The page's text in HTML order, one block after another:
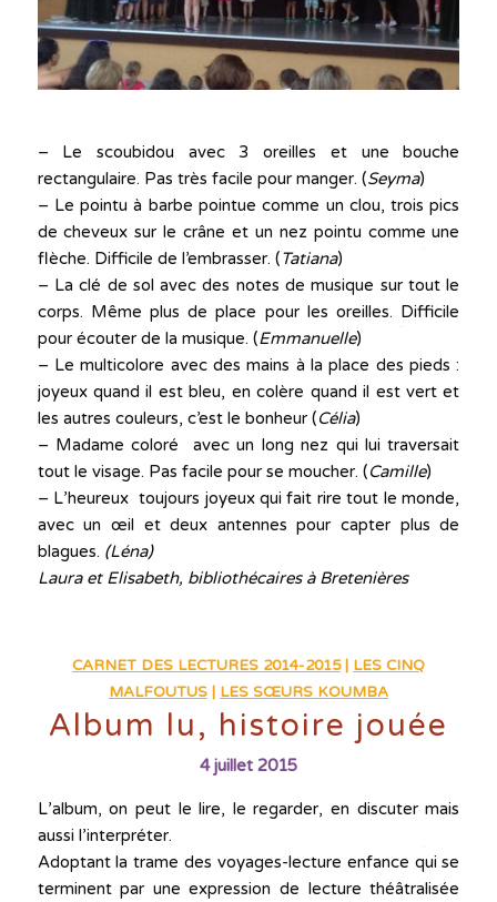
– Le scoubidou avec 3 oreilles et une bouche
rectangulaire. Pas très facile pour manger. (Seyma)
– Le pointu à barbe pointue comme un clou, trois pics
de cheveux sur le crâne et un nez pointu comme une
flèche. Difficile de l’embrasser. (Tatiana)
– La clé de sol avec des notes de musique sur tout le
corps. Même plus de place pour les oreilles. Difficile
pour écouter de la musique. (Emmanuelle)
– Le multicolore avec des mains à la place des pieds :
joyeux quand il est bleu, en colère quand il est vert et
les autres couleurs, c’est le bonheur (Célia)
– Madame coloré avec un long nez qui lui traversait
tout le visage. Pas facile pour se moucher. (Camille)
– L’heureux toujours joyeux qui fait rire tout le monde,
avec un œil et deux antennes pour capter plus de
blagues. (Léna)
Laura et Elisabeth, bibliothécaires à Bretenières
CARNET DES LECTURES 2014-2015| LES CINQ
MALFOUTUS| LES SŒURS KOUMBA
Album lu, histoire jouée
4 juillet 2015
L’album, on peut le lire, le regarder, en discuter mais
aussi l’interpréter.
Adoptant la trame des voyages-lecture enfance qui se
terminent par une expression de lecture théâtralisée